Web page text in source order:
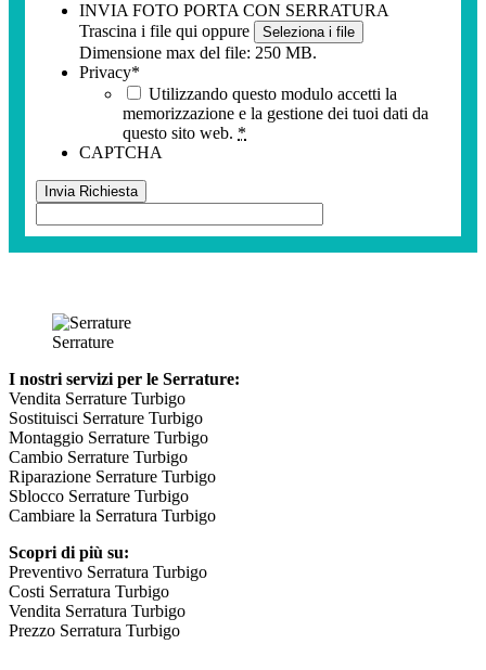
INVIA FOTO PORTA CON SERRATURA
Trascina i file qui oppure
Seleziona i file
Dimensione max del file: 250 MB.
Privacy*
Utilizzando questo modulo accetti la
memorizzazione e la gestione dei tuoi dati da
questo sito web. *
CAPTCHA
Serrature
I nostri servizi per le Serrature:
Vendita Serrature Turbigo
Sostituisci Serrature Turbigo
Montaggio Serrature Turbigo
Cambio Serrature Turbigo
Riparazione Serrature Turbigo
Sblocco Serrature Turbigo
Cambiare la Serratura Turbigo
Scopri di più su:
Preventivo Serratura Turbigo
Costi Serratura Turbigo
Vendita Serratura Turbigo
Prezzo Serratura Turbigo